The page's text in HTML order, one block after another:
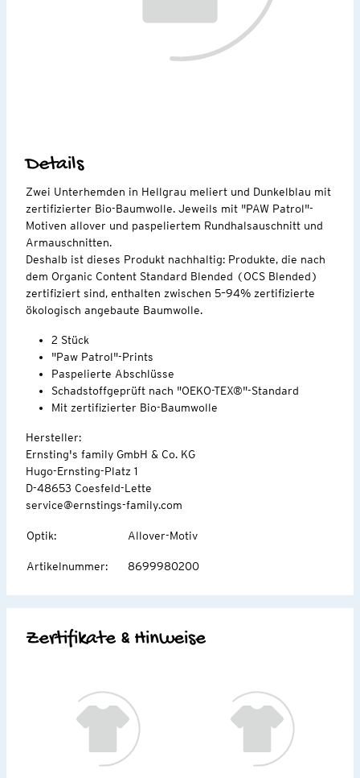
Details
Zwei Unterhemden in Hellgrau meliert und Dunkelblau mit
zertifizierter Bio-Baumwolle. Jeweils mit "PAW Patrol"-
Motiven allover und paspeliertem Rundhalsauschnitt und
Armauschnitten.
Deshalb ist dieses Produkt nachhaltig: Produkte, die nach
dem Organic Content Standard Blended (OCS Blended)
zertifiziert sind, enthalten zwischen 5–94% zertifizierte
ökologisch angebaute Baumwolle.
2 Stück
"Paw Patrol"-Prints
Paspelierte Abschlüsse
Schadstoffgeprüft nach "OEKO-TEX®"-Standard
Mit zertifizierter Bio-Baumwolle
Hersteller:
Ernsting's family GmbH & Co. KG
Hugo-Ernsting-Platz 1
D-48653 Coesfeld-Lette
service@ernstings-family.com
Optik: Allover-Motiv
Artikelnummer: 8699980200
Zertifikate & Hinweise